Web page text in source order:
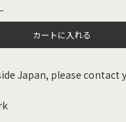
カートに入れる
Japan, please contact